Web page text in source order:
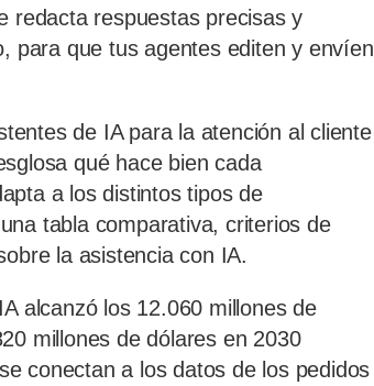
redacta respuestas precisas y
para que tus agentes editen y envíen
de IA para la atención al cliente
qué hace bien cada
a los distintos tipos de
tabla comparativa, criterios de
la asistencia con IA.
alcanzó los 12.060 millones de
millones de dólares en 2030
conectan a los datos de los pedidos